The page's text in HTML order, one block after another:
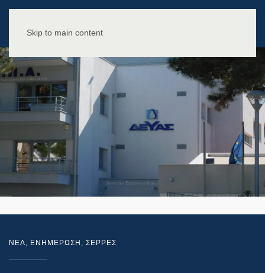
Skip to main content
NEA, ΕΝΗΜΕΡΩΣΗ , ΣΕΡΡΕΣ